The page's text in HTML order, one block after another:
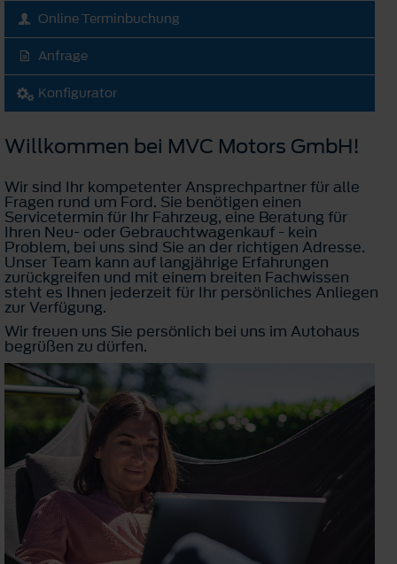
Online Terminbuchung
Anfrage
Konfigurator
Willkommen bei MVC Motors GmbH!
Wir sind Ihr kompetenter Ansprechpartner für alle
Fragen rund um Ford. Sie benötigen einen
Servicetermin für Ihr Fahrzeug, eine Beratung für
Ihren Neu- oder Gebrauchtwagenkauf - kein
Problem, bei uns sind Sie an der richtigen Adresse.
Unser Team kann auf langjährige Erfahrungen
zurückgreifen und mit einem breiten Fachwissen
steht es Ihnen jederzeit für Ihr persönliches Anliegen
zur Verfügung.
Wir freuen uns Sie persönlich bei uns im Autohaus
begrüßen zu dürfen.